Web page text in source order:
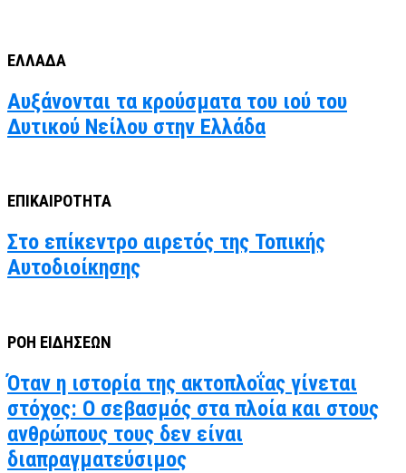
ΕΛΛΑΔΑ
Αυξάνονται τα κρούσματα του ιού του
Δυτικού Νείλου στην Ελλάδα
ΕΠΙΚΑΙΡΟΤΗΤΑ
Στο επίκεντρο αιρετός της Τοπικής
Αυτοδιοίκησης
ΡΟΗ ΕΙΔΗΣΕΩΝ
Όταν η ιστορία της ακτοπλοΐας γίνεται
στόχος: Ο σεβασμός στα πλοία και στους
ανθρώπους τους δεν είναι
διαπραγματεύσιμος